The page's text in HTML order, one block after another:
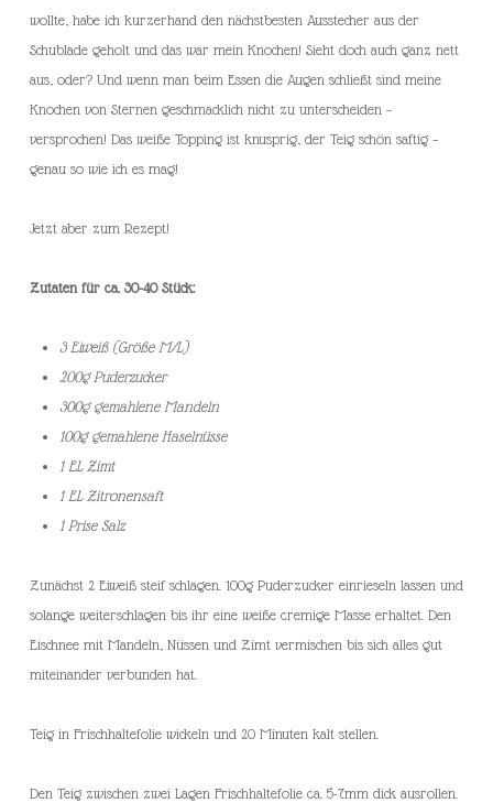
wollte, habe ich kurzerhand den nächstbesten Ausstecher aus der
Schublade geholt und das war mein Knochen! Sieht doch auch ganz nett
aus, oder? Und wenn man beim Essen die Augen schließt sind meine
Knochen von Sternen geschmacklich nicht zu unterscheiden –
versprochen! Das weiße Topping ist knusprig, der Teig schön saftig –
genau so wie ich es mag!
Jetzt aber zum Rezept!
Zutaten für ca. 30-40 Stück:
3 Eiweiß (Größe M/L)
200g Puderzucker
300g gemahlene Mandeln
100g gemahlene Haselnüsse
1 EL Zimt
1 EL Zitronensaft
1 Prise Salz
Zunächst 2 Eiweiß steif schlagen. 100g Puderzucker einrieseln lassen und
solange weiterschlagen bis ihr eine weiße cremige Masse erhaltet. Den
Eischnee mit Mandeln, Nüssen und Zimt vermischen bis sich alles gut
miteinander verbunden hat.
Teig in Frischhaltefolie wickeln und 20 Minuten kalt stellen.
Den Teig zwischen zwei Lagen Frischhaltefolie ca. 5-7mm dick ausrollen.